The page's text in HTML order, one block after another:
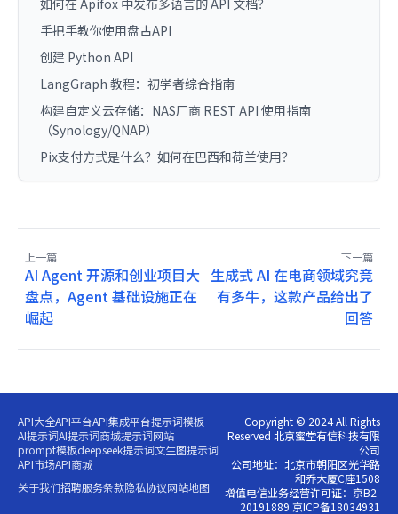
手把手教你使用盘古API
创建 Python API
LangGraph 教程：初学者综合指南
构建自定义云存储：NAS厂商 REST API 使用指南
（Synology/QNAP）
Pix支付方式是什么？如何在巴西和荷兰使用？
上一篇
AI Agent 开源和创业项目大
盘点，Agent 基础设施正在
崛起
下一篇
生成式 AI 在电商领域究竟
有多牛，这款产品给出了
回答
API大全API平台API集成平台提示词模板
AI提示词AI提示词商城提示词网站
prompt模板deepseek提示词文生图提示词
API市场API商城
关于我们招聘服务条款隐私协议网站地图
Copyright © 2024 All Rights
Reserved 北京蜜堂有信科技有限
公司
公司地址：北京市朝阳区光华路
和乔大厦C座1508
增值电信业务经营许可证：京B2-
20191889 京ICP备18034931